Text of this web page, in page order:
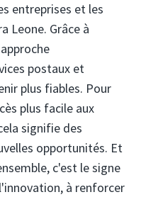
entreprises et les
Leone. Grâce à
postaux et
plus fiables. Pour
plus facile aux
signifie des
opportunités. Et
c'est le signe
à renforcer